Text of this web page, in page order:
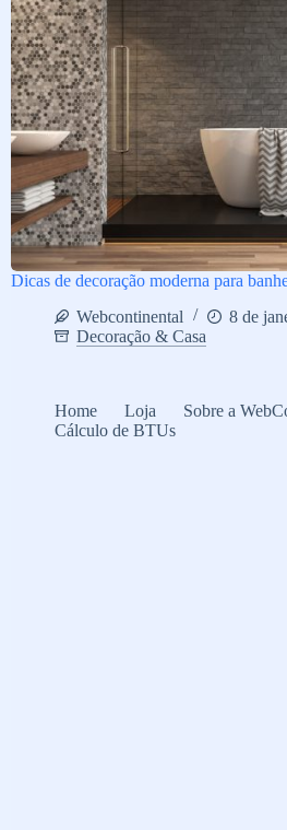
Dicas de decoração moderna para
Webcontinental
8 de
Decoração & Casa
Home Loja
Sobre a
Cálculo de BTUs